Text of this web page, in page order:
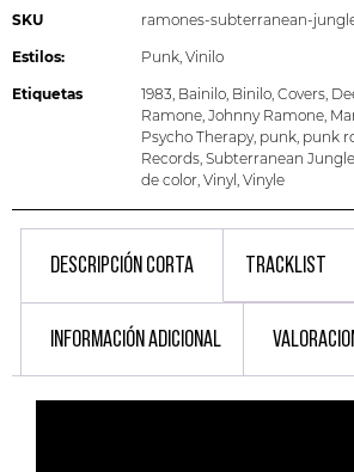
SKU
ramones-subterranean-
Estilos: Punk Vinilo
Etiquetas 1983 Bainilo Binilo Covers
Ramone Johnny Ramone
Psycho Therapy, punk punk
Records Subterranean Jungle
de color Vinyl Vinyle
DESCRIPCIÓN CORTA TRACKLIST
INFORMACIÓN ADICIONAL